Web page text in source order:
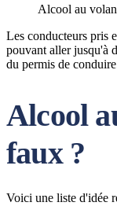
Alcool au
Les conducteurs pris
pouvant aller jusqu'à
du permis de
Alcool
faux ?
Voici une liste d'idée